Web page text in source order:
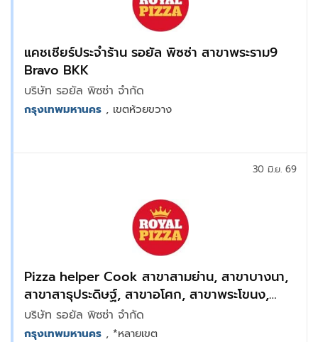
แคชเชียร์ประจำร้าน รอยัล พิซซ่า สาขาพระราม9
Bravo BKK
บริษัท รอยัล พิซซ่า จำกัด
กรุงเทพมหานคร , เขตห้วยขวาง
Pizza helper Cook สาขาสามย่าน, สาขาบางนา,
สาขาสาธุประดิษฐ์, สาขาอโศก, สาขาพระโขนง,
สาขาเอเชียทิค, สาขารามคำแหง
บริษัท รอยัล พิซซ่า จำกัด
30 มิ.ย. 69
กรุงเทพมหานคร , *หลายเขต